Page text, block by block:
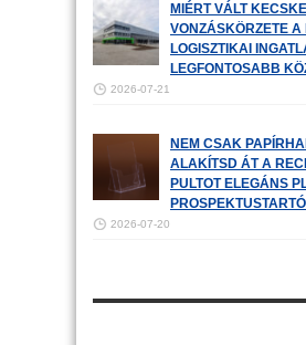
MIÉRT VÁLT
VONZÁSKÖRZETE A
LOGISZTIKAI
LEGFONTOSABB
2026-07-21
NEM CSAK
ALAKÍTSD ÁT A
PULTOT ELEGÁNS
2026-07-20